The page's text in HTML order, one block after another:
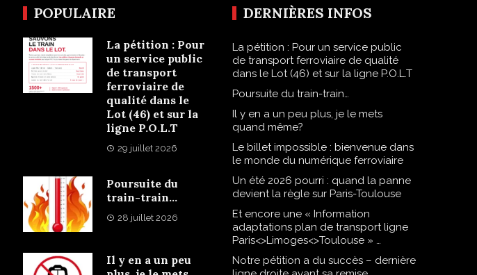
POPULAIRE
La pétition : Pour
un service public
de transport
ferroviaire de
qualité dans le
Lot (46) et sur la
ligne P.O.L.T
29 juillet 2026
Poursuite du
train-train…
28 juillet 2026
Il y en a un peu
DERNIÈRES INFOS
La pétition : Pour un service public
de transport ferroviaire de qualité
dans le Lot (46) et sur la ligne P.O.L.T
Poursuite du train-train…
Il y en a un peu plus, je le mets
quand même?
Le billet impossible : bienvenue dans
le monde du numérique ferroviaire
Un été 2026 pourri : quand la panne
devient la règle sur Paris-Toulouse
Et encore une « Information
adaptations plan de transport ligne
Paris<>Limoges<>Toulouse » …
Notre pétition a du succès – dernière